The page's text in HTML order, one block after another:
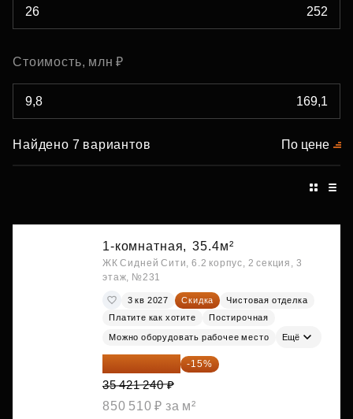
Стоимость, млн ₽
Найдено 7 вариантов По цене
1-комнатная, 35.4м²
ЖК Сидней Сити, 6.2 корпус, 2 секция, 3
этаж, №231
3 кв 2027 Скидка
Чистовая отделка
Платите как хотите
Постирочная
Можно оборудовать рабочее место Ещё
30 108 054 ₽ -15%
35 421 240 ₽
850 510 ₽ за м²